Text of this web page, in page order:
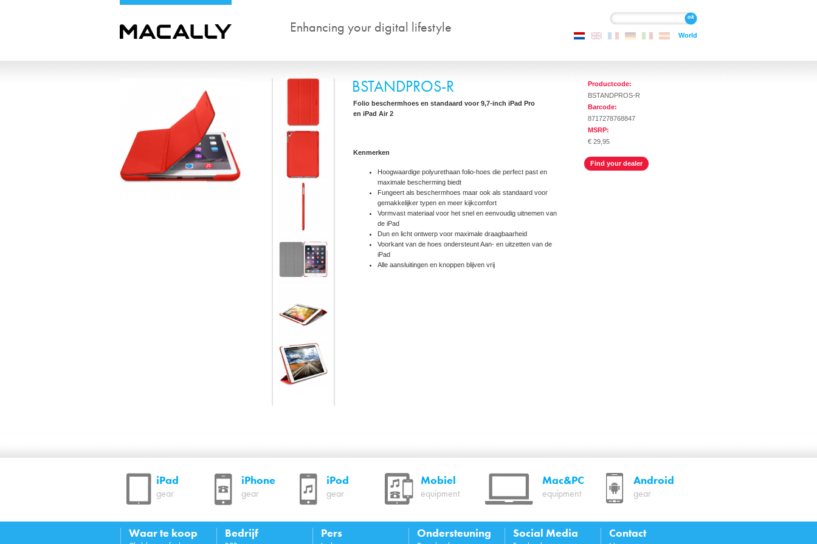
Enhancing your digital lifestyle Zoeken
World
BSTANDPROS-R
Folio beschermhoes en standaard voor 9,7-inch iPad Pro
en iPad Air 2
Kenmerken
Hoogwaardige polyurethaan folio-hoes die perfect past en
maximale bescherming biedt
Fungeert als beschermhoes maar ook als standaard voor
gemakkelijker typen en meer kijkcomfort
Vormvast materiaal voor het snel en eenvoudig uitnemen van
de iPad
Dun en licht ontwerp voor maximale draagbaarheid
Voorkant van de hoes ondersteunt Aan- en uitzetten van de
iPad
Alle aansluitingen en knoppen blijven vrij
Productcode:
BSTANDPROS-R
Barcode:
8717278768847
MSRP:
€ 29,95
Find your dealer
iPad
gear
iPhone
gear
iPod
gear
Mobiel
equipment
Mac&PC
equipment
Android
gear
Waar te koop Bedrijf Pers Ondersteuning Social Media Contact